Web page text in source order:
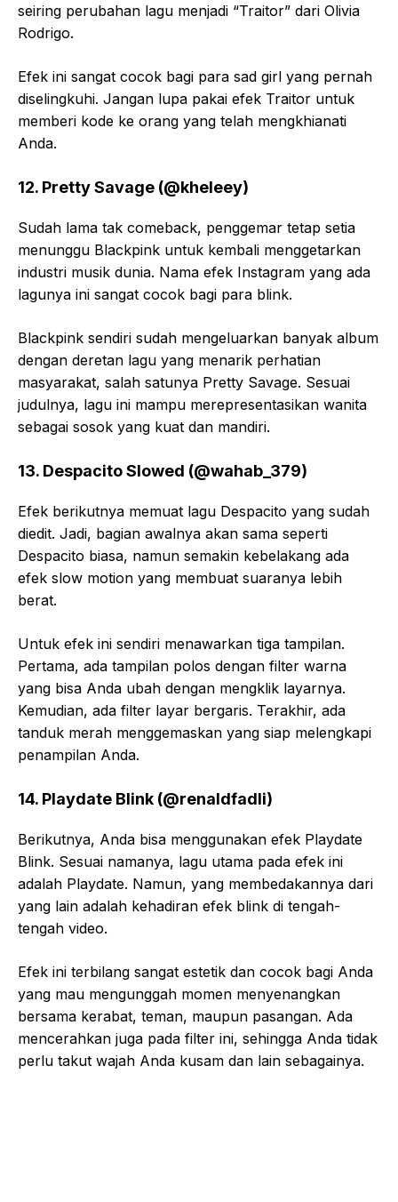
seiring perubahan lagu menjadi “Traitor” dari Olivia
Rodrigo.
Efek ini sangat cocok bagi para sad girl yang pernah
diselingkuhi. Jangan lupa pakai efek Traitor untuk
memberi kode ke orang yang telah mengkhianati
Anda.
12. Pretty Savage (@kheleey)
Sudah lama tak comeback, penggemar tetap setia
menunggu Blackpink untuk kembali menggetarkan
industri musik dunia. Nama efek Instagram yang ada
lagunya ini sangat cocok bagi para blink.
Blackpink sendiri sudah mengeluarkan banyak album
dengan deretan lagu yang menarik perhatian
masyarakat, salah satunya Pretty Savage. Sesuai
judulnya, lagu ini mampu merepresentasikan wanita
sebagai sosok yang kuat dan mandiri.
13. Despacito Slowed (@wahab_379)
Efek berikutnya memuat lagu Despacito yang sudah
diedit. Jadi, bagian awalnya akan sama seperti
Despacito biasa, namun semakin kebelakang ada
efek slow motion yang membuat suaranya lebih
berat.
Untuk efek ini sendiri menawarkan tiga tampilan.
Pertama, ada tampilan polos dengan filter warna
yang bisa Anda ubah dengan mengklik layarnya.
Kemudian, ada filter layar bergaris. Terakhir, ada
tanduk merah menggemaskan yang siap melengkapi
penampilan Anda.
14. Playdate Blink (@renaldfadli)
Berikutnya, Anda bisa menggunakan efek Playdate
Blink. Sesuai namanya, lagu utama pada efek ini
adalah Playdate. Namun, yang membedakannya dari
yang lain adalah kehadiran efek blink di tengah-
tengah video.
Efek ini terbilang sangat estetik dan cocok bagi Anda
yang mau mengunggah momen menyenangkan
bersama kerabat, teman, maupun pasangan. Ada
mencerahkan juga pada filter ini, sehingga Anda tidak
perlu takut wajah Anda kusam dan lain sebagainya.